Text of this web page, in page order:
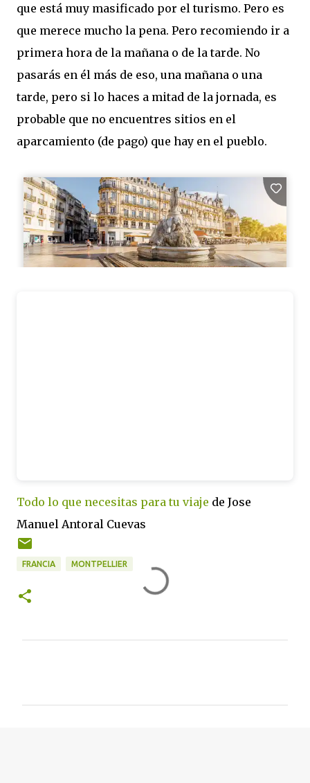
que está muy masificado por el turismo. Pero es
que merece mucho la pena. Pero recomiendo ir a
primera hora de la mañana o de la tarde. No
pasarás en él más de eso, una mañana o una
tarde, pero si lo haces a mitad de la jornada, es
probable que no encuentres sitios en el
aparcamiento (de pago) que hay en el pueblo.
Todo lo que necesitas para tu viaje de Jose
Manuel Antoral Cuevas
FRANCIA MONTPELLIER